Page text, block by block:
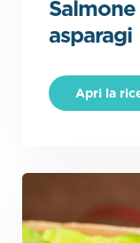
asparagi
Apri la